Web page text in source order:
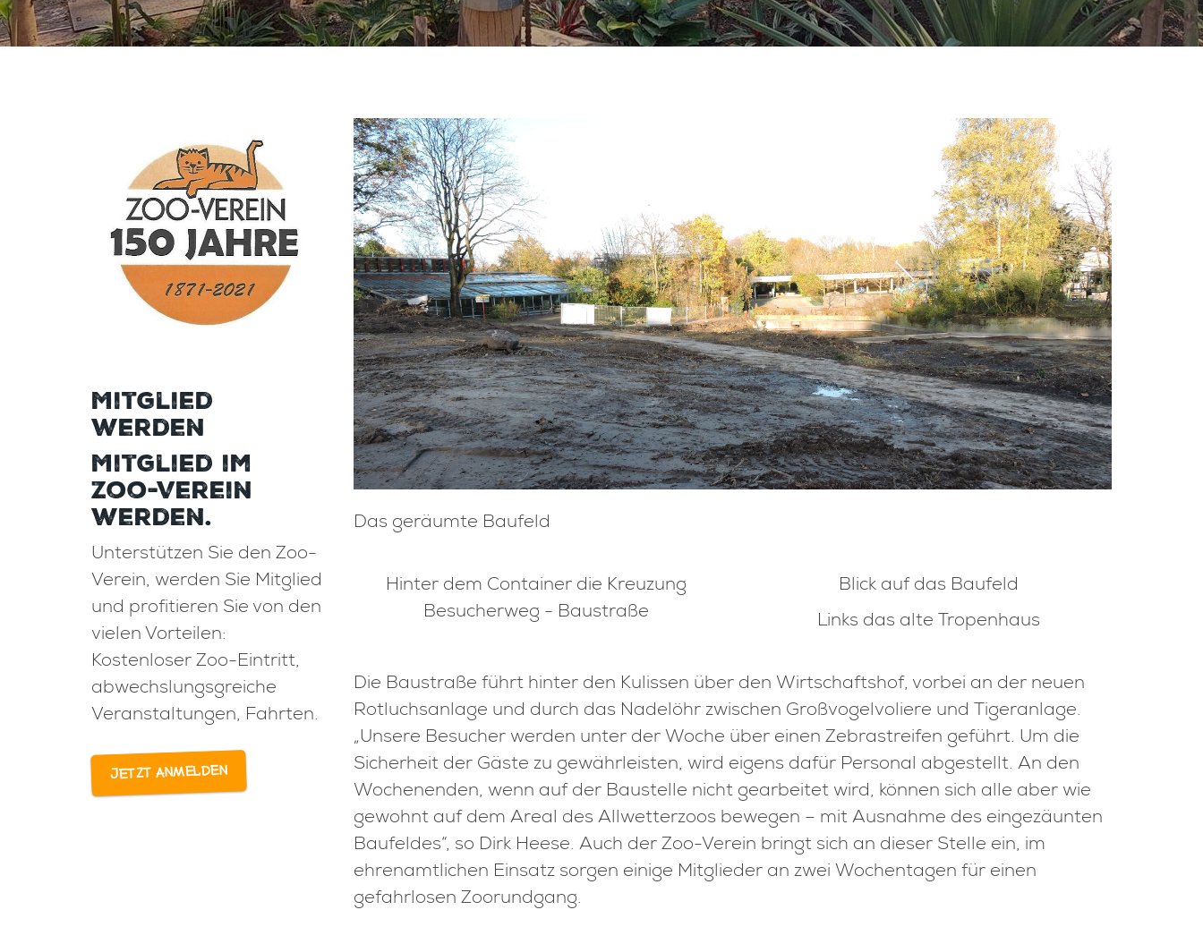
Das geräumte Baufeld
Hinter dem Container die Kreuzung
Besucherweg - Baustraße
Blick auf das Baufeld
Links das alte Tropenhaus
Die Baustraße führt hinter den Kulissen über den Wirtschaftshof, vorbei an der neuen
Rotluchsanlage und durch das Nadelöhr zwischen Großvogelvoliere und Tigeranlage.
„Unsere Besucher werden unter der Woche über einen Zebrastreifen geführt. Um die
Sicherheit der Gäste zu gewährleisten, wird eigens dafür Personal abgestellt. An den
Wochenenden, wenn auf der Baustelle nicht gearbeitet wird, können sich alle aber wie
gewohnt auf dem Areal des Allwetterzoos bewegen – mit Ausnahme des eingezäunten
Baufeldes“, so Dirk Heese. Auch der Zoo-Verein bringt sich an dieser Stelle ein, im
ehrenamtlichen Einsatz sorgen einige Mitglieder an zwei Wochentagen für einen
gefahrlosen Zoorundgang.
Mitglied
werden
Mitglied im
Zoo-Verein
werden.
Unterstützen Sie den Zoo-
Verein, werden Sie Mitglied
und profitieren Sie von den
vielen Vorteilen:
Kostenloser Zoo-Eintritt,
abwechslungsgreiche
Veranstaltungen, Fahrten.
Jetzt anmelden